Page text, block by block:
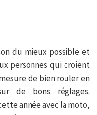
du mieux possible et
personnes qui croient
de bien rouler en
de bons réglages.
année avec la moto,